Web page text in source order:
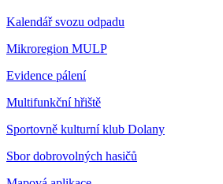
Kalendář svozu odpadu
Mikroregion MULP
Evidence pálení
Multifunkční hřiště
Sportovně kulturní klub Dolany
Sbor dobrovolných hasičů